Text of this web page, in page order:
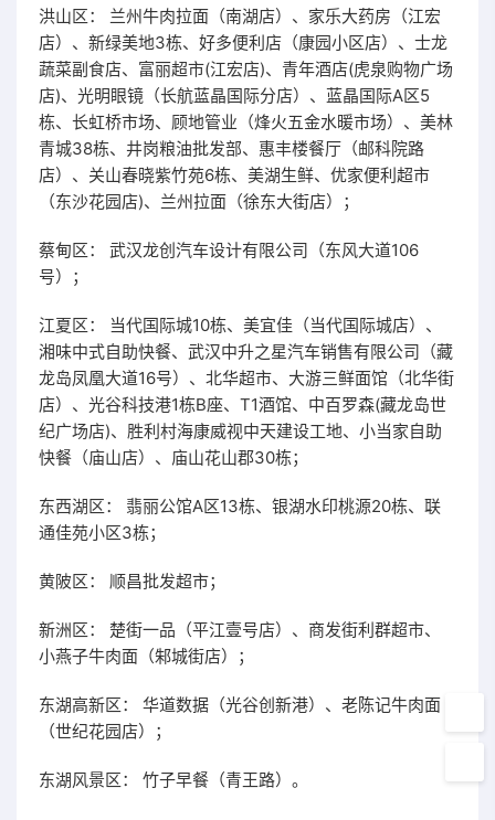
洪山区： 兰州牛肉拉面（南湖店）、家乐大药房（江宏
店）、新绿美地3栋、好多便利店（康园小区店）、士龙
蔬菜副食店、富丽超市(江宏店)、青年酒店(虎泉购物广场
店)、光明眼镜（长航蓝晶国际分店）、蓝晶国际A区5
栋、长虹桥市场、顾地管业（烽火五金水暖市场）、美林
青城38栋、井岗粮油批发部、惠丰楼餐厅（邮科院路
店）、关山春晓紫竹苑6栋、美湖生鲜、优家便利超市
（东沙花园店)、兰州拉面（徐东大街店）；
蔡甸区： 武汉龙创汽车设计有限公司（东风大道106
号）；
江夏区： 当代国际城10栋、美宜佳（当代国际城店）、
湘味中式自助快餐、武汉中升之星汽车销售有限公司（藏
龙岛凤凰大道16号）、北华超市、大游三鲜面馆（北华街
店）、光谷科技港1栋B座、T1酒馆、中百罗森(藏龙岛世
纪广场店)、胜利村海康威视中天建设工地、小当家自助
快餐（庙山店）、庙山花山郡30栋；
东西湖区： 翡丽公馆A区13栋、银湖水印桃源20栋、联
通佳苑小区3栋；
黄陂区： 顺昌批发超市；
新洲区： 楚街一品（平江壹号店）、商发街利群超市、
小燕子牛肉面（邾城街店）；
东湖高新区： 华道数据（光谷创新港）、老陈记牛肉面
（世纪花园店）；
东湖风景区： 竹子早餐（青王路）。